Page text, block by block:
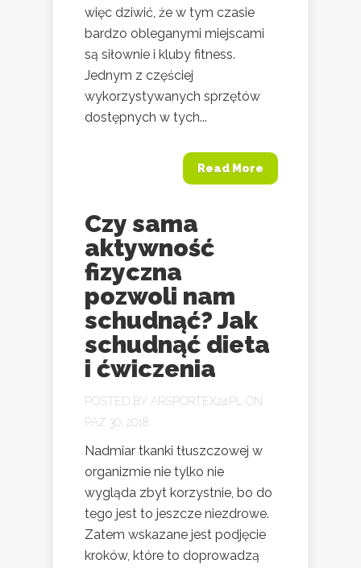
więc dziwić, że w tym czasie
bardzo obleganymi miejscami
są siłownie i kluby fitness.
Jednym z częściej
wykorzystywanych sprzętów
dostępnych w tych...
Read More
Czy sama
aktywność
fizyczna
pozwoli nam
schudnąć? Jak
schudnąć dieta
i ćwiczenia
POSTED BY ARSPORTEX24.PL
ON
PAŹ 30, 2018
Nadmiar tkanki tłuszczowej w
organizmie nie tylko nie
wygląda zbyt korzystnie, bo do
tego jest to jeszcze niezdrowe.
Zatem wskazane jest podjęcie
kroków, które to doprowadzą